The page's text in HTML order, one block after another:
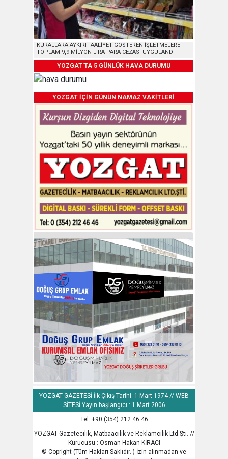
KURALLARA AYKIRI FAALİYET GÖSTEREN İŞLETMELERE
TOPLAM 9,9 MİLYON LİRA PARA CEZASI UYGULANDI
YOZGAT'TA 5 GÜNLÜK HAVA DURUMU
YOZGAT İÇİN GÜNÜN NAMAZ VAKİTLERİ
YOZGAT GAZETESİ İlk Çıkış Tarihi: 1 Mart 1974 // WEB
SİTESİ Yayın başlangıcı : 1 Mart 2006
Tel: +90 (354) 212 46 46
YOZGAT Gazetecilik, Matbaacılık ve Reklamcılık Ltd.Şti. //
Kurucusu : Osman Hakan KİRACI
© Copright (Tüm Hakları Saklıdır. ) İzin alınmadan ve